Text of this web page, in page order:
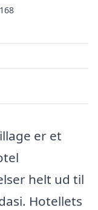
er et
helt ud til
Hotellets